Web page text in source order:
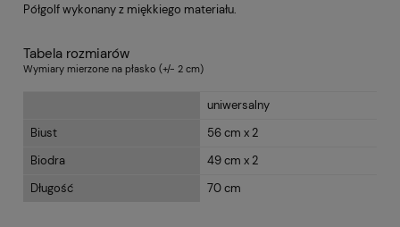
Półgolf wykonany z miękkiego materiału.
Tabela rozmiarów
Wymiary mierzone na płasko (+/- 2 cm)
uniwersalny
Biust
56 cm x 2
Biodra
49 cm x 2
Długość
70 cm